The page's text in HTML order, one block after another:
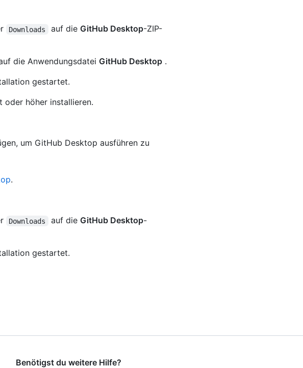
Downloads auf die GitHub Desktop-ZIP-
die Anwendungsdatei GitHub Desktop .
gestartet.
oder höher installieren.
um GitHub Desktop ausführen zu
.
Downloads auf die GitHub Desktop-
gestartet.
Benötigst du weitere Hilfe?